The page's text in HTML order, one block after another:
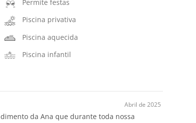
Permite festas
Piscina privativa
Piscina aquecida
Piscina infantil
Abril de 2025
da Ana que durante toda nossa